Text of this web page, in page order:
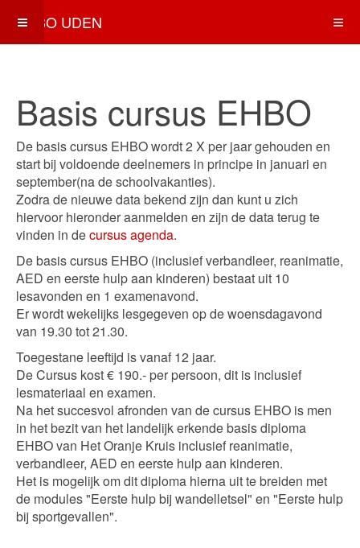
EHBO UDEN
Basis cursus EHBO
De basis cursus EHBO wordt 2 X per jaar gehouden en
start bij voldoende deelnemers in principe in januari en
september(na de schoolvakanties).
Zodra de nieuwe data bekend zijn dan kunt u zich
hiervoor hieronder aanmelden en zijn de data terug te
vinden in decursus agenda.
De basis cursus EHBO (inclusief verbandleer, reanimatie,
AED en eerste hulp aan kinderen) bestaat uit 10
lesavonden en 1 examenavond.
Er wordt wekelijks lesgegeven op de woensdagavond
van 19.30 tot 21.30.
Toegestane leeftijd is vanaf 12 jaar.
De Cursus kost € 190.- per persoon, dit is inclusief
lesmateriaal en examen.
Na het succesvol afronden van de cursus EHBO is men
in het bezit van het landelijk erkende basis diploma
EHBO van Het Oranje Kruis inclusief reanimatie,
verbandleer, AED en eerste hulp aan kinderen.
Het is mogelijk om dit diploma hierna uit te breiden met
de modules "Eerste hulp bij wandelletsel" en "Eerste hulp
bij sportgevallen".